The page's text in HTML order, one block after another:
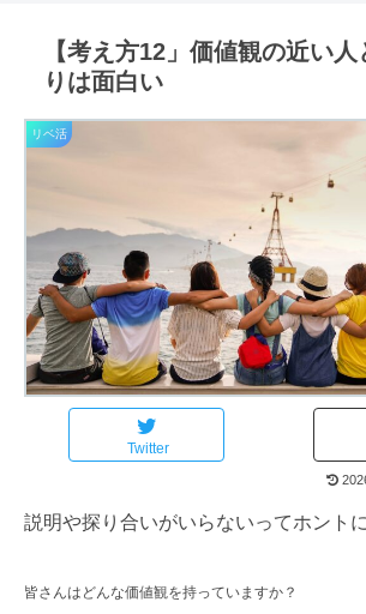
【考え方12」価値観の近い
りは面白い
リベ活
Twitter
説明や探り合いがいらないってホント
皆さんはどんな価値観を持っていますか？